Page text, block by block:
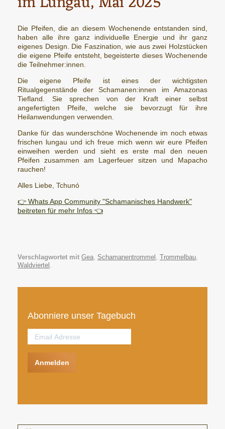
Die Pfeifen, die an diesem Wochenende entstanden sind,
haben alle ihre ganz individuelle Energie und ihr ganz
eigenes Design. Die Faszination, wie aus zwei Holzstücken
die eigene Pfeife entsteht, begeisterte dieses Wochenende
die Teilnehmer:innen.
Die eigene Pfeife ist eines der wichtigsten
Ritualgegenstände der Schamanen:innen im Amazonas
Tiefland. Sie sprechen von der Kraft einer selbst
angefertigten Pfeife, welche sie bevorzugt für ihre
Heilanwendungen verwenden.
Danke für das wunderschöne Wochenende im noch etwas
frischen lungau und ich freue mich wenn wir eure Pfeifen
einweihen werden und sieht es erste mal den neuen
Pfeifen zusammen am Lagerfeuer sitzen und Mapacho
rauchen!
Alles Liebe, Tchunó
👉 Whats App Community "Schamanisches Handwerk"
beitreten für mehr Infos 👈
Verschlagwortet mit Gea Schamanentrommel Trommelbau
Waldviertel
Abonniere unser Tagebuch
Anmelden